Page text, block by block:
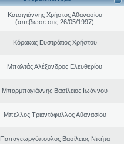
Κατσιγιάννης Χρήστος Αθανασίου
(απεβίωσε στις 26/05/1997)
Κόρακας Ευστράτιος Χρήστου
Μπαλτάς Αλέξανδρος Ελευθερίου
Μπαρμπαγιάννης Βασίλειος Ιωάννου
Μπέλλος Τριαντάφυλλος Αθανασίου
Παπαγεωργόπουλος Βασίλειος Νικήτα